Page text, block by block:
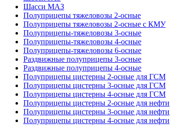
Шасси МАЗ
Полуприцепы тяжеловозы 2-осные
Полуприцепы тяжеловозы 2-осные с КМУ
Полуприцепы-тяжеловозы 3-осные
Полуприцепы-тяжеловозы 4-осные
Полуприцепы-тяжеловозы 6-осные
Раздвижные полуприцепы 3-осные
Раздвижные полуприцепы 4-осные
Полуприцепы цистерны 2-осные для ГСМ
Полуприцепы цистерны 3-осные для ГСМ
Полуприцепы цистерны 4-осные для ГСМ
Полуприцепы цистерны 2-осные для нефти
Полуприцепы цистерны 3-осные для нефти
Полуприцепы цистерны 4-осные для нефти